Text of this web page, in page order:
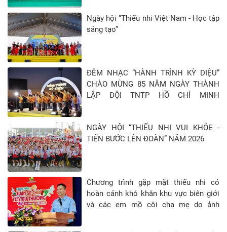
Ngày hội “Thiếu nhi Việt Nam - Học tập
sáng tạo”
ĐÊM NHẠC “HÀNH TRÌNH KỲ DIỆU”
CHÀO MỪNG 85 NĂM NGÀY THÀNH
LẬP ĐỘI TNTP HỒ CHÍ MINH
NGÀY HỘI “THIẾU NHI VUI KHỎE -
TIẾN BƯỚC LÊN ĐOÀN” NĂM 2026
Chương trình gặp mặt thiếu nhi có
hoàn cảnh khó khăn khu vực biên giới
và các em mồ côi cha mẹ do ảnh